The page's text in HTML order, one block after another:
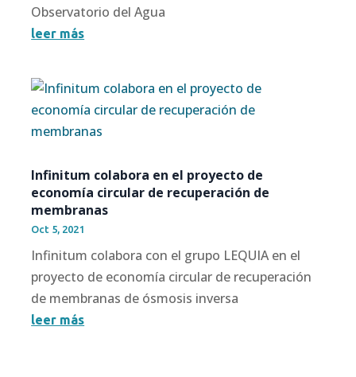
Observatorio del Agua
leer más
Infinitum colabora en el proyecto de
economía circular de recuperación de
membranas
Oct 5, 2021
Infinitum colabora con el grupo LEQUIA en el
proyecto de economía circular de recuperación
de membranas de ósmosis inversa
leer más